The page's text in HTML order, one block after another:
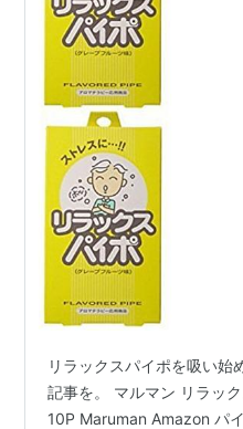
リラックスパイポを吸い始
記事を。 マルマン リラッ
10P Maruman Amazon パ